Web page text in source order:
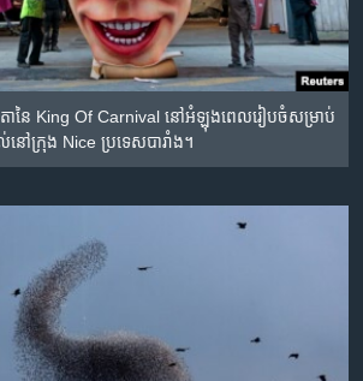
តា​នៃ​ King Of Carnival នៅអំឡុង​ពេល​រៀបចំ​សម្រាប់​
ល់​នៅ​ក្រុង Nice ប្រទេស​បារាំង។